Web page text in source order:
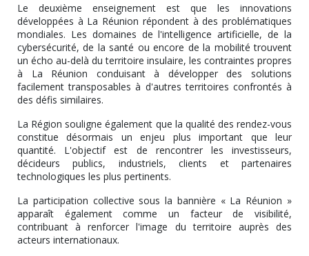
Le deuxième enseignement est que les innovations
développées à La Réunion répondent à des problématiques
mondiales. Les domaines de l'intelligence artificielle, de la
cybersécurité, de la santé ou encore de la mobilité trouvent
un écho au-delà du territoire insulaire, les contraintes propres
à La Réunion conduisant à développer des solutions
facilement transposables à d'autres territoires confrontés à
des défis similaires.
La Région souligne également que la qualité des rendez-vous
constitue désormais un enjeu plus important que leur
quantité. L'objectif est de rencontrer les investisseurs,
décideurs publics, industriels, clients et partenaires
technologiques les plus pertinents.
La participation collective sous la bannière « La Réunion »
apparaît également comme un facteur de visibilité,
contribuant à renforcer l'image du territoire auprès des
acteurs internationaux.